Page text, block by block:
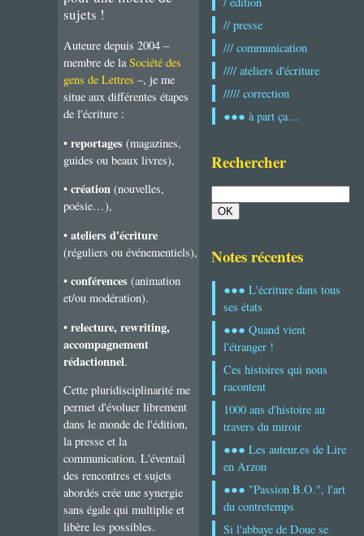
sujets !
Auteure depuis 2004 –
membre de laSociété des
gens de Lettres –, je me
situe aux différentes étapes
de l'écriture :
• reportages (magazines,
guides ou beaux livres),
• création (nouvelles,
poésie…),
• ateliers d'écriture
(réguliers ou événementiels),
• conférences (animation
et/ou modération).
• relecture, rewriting,
accompagnement
rédactionnel.
Cette pluridisciplinarité me
permet d'évoluer librement
dans le monde de l'édition,
la presse et la
communication. L'éventail
des rencontres et sujets
abordés crée une synergie
sans égale qui multiplie et
libère les possibles.
// presse
/// communication
//// ateliers d'écriture
///// correction
●●● à part ça…
Rechercher
Notes récentes
●●● L'écriture dans tous
ses états
●●● Quand vient
l'étranger !
Ces histoires qui nous
racontent
1000 ans d'histoire au
travers du miroir
●●● Les auteur.es de Lire
en Arzon
●●● "Passion B.O.", l'art
du contretemps
Si l'abbaye de Doue se